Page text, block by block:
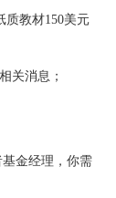
质教材150美元
关消息；
金经理，你需